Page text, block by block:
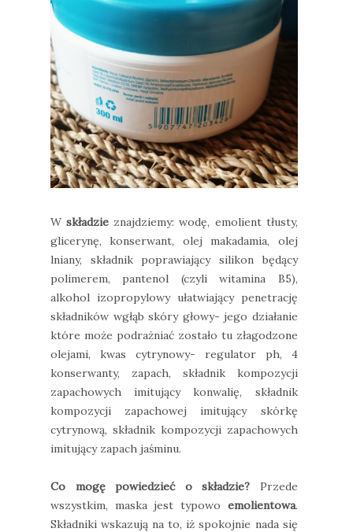
Wskładzie znajdziemy: wodę, emolient tłusty,
glicerynę, konserwant, olej makadamia, olej
lniany, składnik poprawiający silikon będący
polimerem, pantenol (czyli witamina B5),
alkohol izopropylowy ułatwiający penetrację
składników wgłąb skóry głowy- jego działanie
które może podrażniać zostało tu złagodzone
olejami, kwas cytrynowy- regulator ph, 4
konserwanty, zapach, składnik kompozycji
zapachowych imitujący konwalię, składnik
kompozycji zapachowej imitujący skórkę
cytrynową, składnik kompozycji zapachowych
imitujący zapach jaśminu.
Co mogę powiedzieć o składzie? Przede
wszystkim, maska jest typowo emolientowa.
Składniki wskazują na to, iż spokojnie nada się